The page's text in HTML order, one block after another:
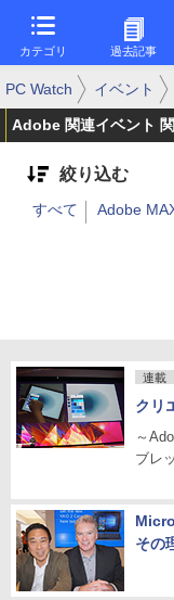
カテゴリ 過去記事
PC Watch イベント
Adobe 関連イベント
絞り込む
すべて Adobe
連載
クリ
～
ブレ
その